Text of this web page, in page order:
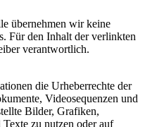
übernehmen wir keine
Für den Inhalt der verlinkten
verantwortlich.
die Urheberrechte der
Videosequenzen und
Bilder, Grafiken,
zu nutzen oder auf